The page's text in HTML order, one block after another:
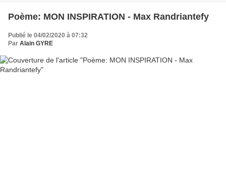
Poème: MON INSPIRATION - Max Randriantefy
Publié le 04/02/2020 à 07:32
Par Alain GYRE